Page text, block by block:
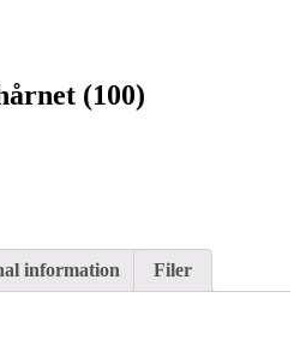
(100)
information Filer